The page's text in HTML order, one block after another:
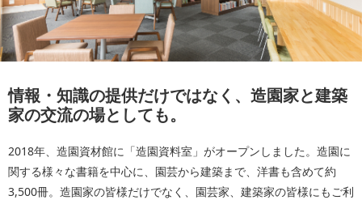
情報・知識の提供だけではなく、造園家と建築
家の交流の場としても。
2018年、造園資材館に「造園資料室」がオープンしました。造園に
関する様々な書籍を中心に、園芸から建築まで、洋書も含めて約
3,500冊。造園家の皆様だけでなく、園芸家、建築家の皆様にもご利